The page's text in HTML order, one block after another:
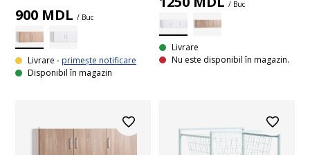
900 MDL / Buc
Livrare - primește notificare
Disponibil în magazin
/ Buc
Livrare
Nu este disponibil în magazin.